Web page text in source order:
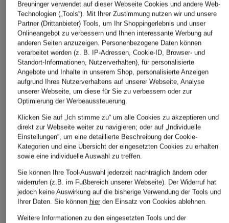
+Aktionsrabatt
ASICS
Laufschuhe GEL-
NIMBUS 28 TR
119,99 €
Bestpreis:149,99 €
Ursprünglich:200 €
+Aktionsrabatt
BROOKS
Laufschuhe GLYCERIN
22
133,99 €
Bestpreis:113,89 €
Ursprünglich:
+Aktionsrabatt
On
Laufschuhe
151,99 €
Bestpreis:
ÄHNLICHE ARTIKEL ENTDECKEN
Breuninger verwendet auf dieser Webseite Cookies und andere Web-
Technologien („Tools“). Mit Ihrer Zustimmung nutzen wir und unsere
Partner (Drittanbieter) Tools, um Ihr Shoppingerlebnis und unser
Onlineangebot zu verbessern und Ihnen interessante Werbung auf
anderen Seiten anzuzeigen. Personenbezogene Daten können
verarbeitet werden (z. B. IP-Adressen, Cookie-ID, Browser- und
Standort-Informationen, Nutzerverhalten), für personalisierte
Angebote und Inhalte in unserem Shop, personalisierte Anzeigen
aufgrund Ihres Nutzerverhaltens auf unserer Webseite, Analyse
unserer Webseite, um diese für Sie zu verbessern oder zur
Optimierung der Werbeaussteuerung.
Klicken Sie auf „Ich stimme zu“ um alle Cookies zu akzeptieren und
direkt zur Webseite weiter zu navigieren; oder auf „Individuelle
Einstellungen“, um eine detaillierte Beschreibung der Cookie-
Kategorien und eine Übersicht der eingesetzten Cookies zu erhalten
sowie eine individuelle Auswahl zu treffen.
Sie können Ihre Tool-Auswahl jederzeit nachträglich ändern oder
widerrufen (z.B. im Fußbereich unserer Webseite). Der Widerruf hat
jedoch keine Auswirkung auf die bisherige Verwendung der Tools und
Ihrer Daten. Sie können hierden Einsatz von Cookies ablehnen.
Weitere Informationen zu den eingesetzten Tools und der